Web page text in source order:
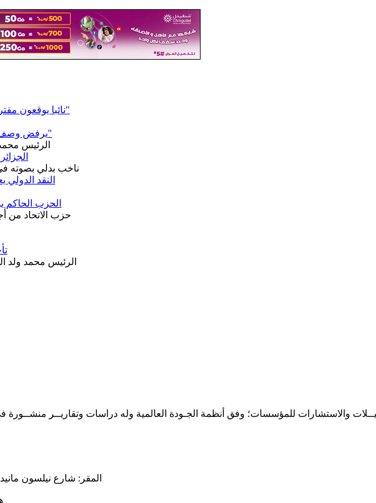
24 نائبا يوقعون مقترح توصية للتحقيق في صفقات "العشرية"
رئيس شباب UPR يرفض وصف غزواني بـ"رئيس الدولة"
الجزائر: 24 مليون ناخب يختارون رئيسا جديدا
النقد الدولي
الحزب الحاكم
والاستشارات للمؤسسات؛ وفق أنظمة الجـودة العالمية وله دراسات وتقاريــر